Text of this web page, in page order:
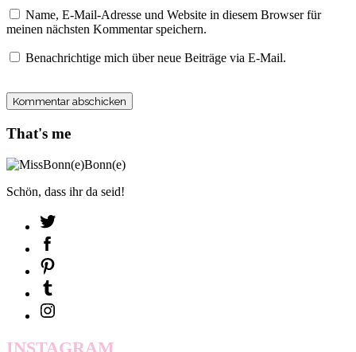
Name, E-Mail-Adresse und Website in diesem Browser für
meinen nächsten Kommentar speichern.
Benachrichtige mich über neue Beiträge via E-Mail.
That's me
Schön, dass ihr da seid!
INSTAGRAM